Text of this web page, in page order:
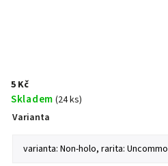
5 Kč
Skladem (24 ks)
Varianta